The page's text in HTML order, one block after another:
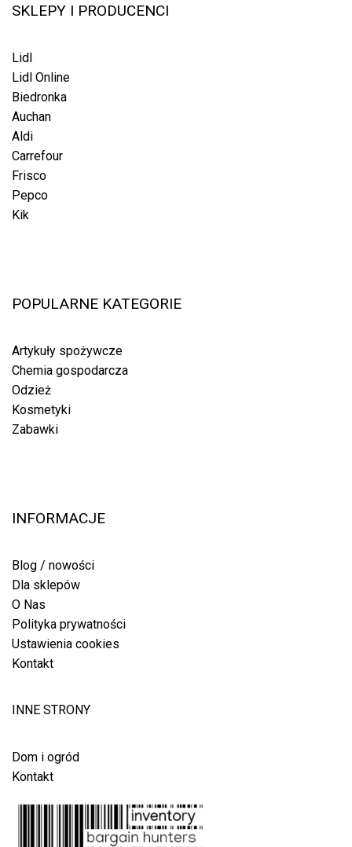
SKLEPY I PRODUCENCI
Lidl
Lidl Online
Biedronka
Auchan
Aldi
Carrefour
Frisco
Pepco
Kik
POPULARNE KATEGORIE
Artykuły spożywcze
Chemia gospodarcza
Odzież
Kosmetyki
Zabawki
INFORMACJE
Blog / nowości
Dla sklepów
O Nas
Polityka prywatności
Ustawienia cookies
Kontakt
INNE STRONY
Dom i ogród
Kontakt